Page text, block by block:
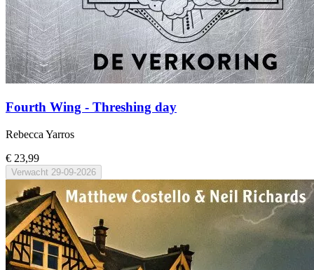
Fourth Wing - Threshing day
Rebecca Yarros
€ 23,99
Verwacht 29-09-2026